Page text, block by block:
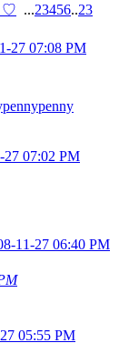
♡ ...23456..23
27 07:08 PM
27 07:02 PM
11-27 06:40 PM
05:55 PM